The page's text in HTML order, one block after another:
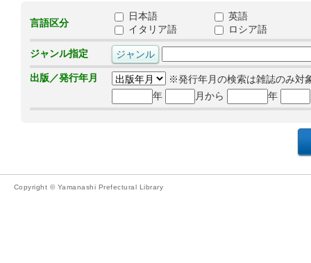
言語区分
日本語
英語
イタリア語
ロシア語
ジャンル指定
出版／発行年月
※発行年月の検索は雑誌のみ対
年
月から 年
Copyright © Yamanashi Prefectural Library